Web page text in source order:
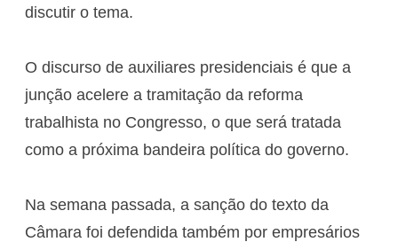
discutir o tema.
O discurso de auxiliares presidenciais é que a
junção acelere a tramitação da reforma
trabalhista no Congresso, o que será tratada
como a próxima bandeira política do governo.
Na semana passada, a sanção do texto da
Câmara foi defendida também por empresários